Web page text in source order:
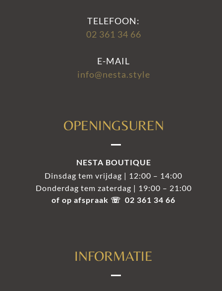
TELEFOON:
02 361 34 66
E-MAIL
info@nesta.style
OPENINGSUREN
NESTA BOUTIQUE
Dinsdag tem vrijdag | 12:00 – 14:00
Donderdag tem zaterdag | 19:00 – 21:00
of op afspraak ☏ 02 361 34 66
INFORMATIE